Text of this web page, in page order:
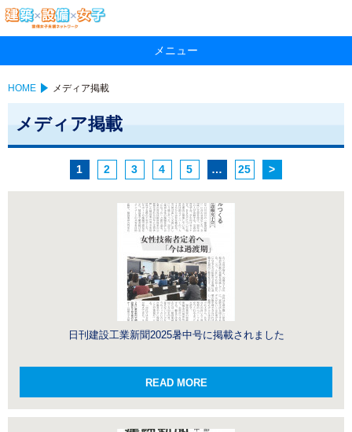
メニュー
HOME メディア掲載
メディア掲載
1 2 3 4 5 … 25 >
日刊建設工業新聞2025暑中号に掲載されました
READ MORE